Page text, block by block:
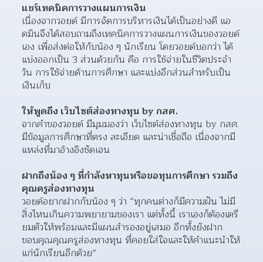
แชร์เทคนิคการวางแผนการเงิน
เนื่องจากวอยด์ มีการจัดการบริหารเงินได้เป็นอย่างดี แอ
ดมินจึงได้สอบถามถึงเทคนิคการวางแผนการเงินของวอยด์
เอง เพื่อส่งต่อให้กับน้อง ๆ นักเรียน โดยวอยด์บอกว่า ได้
แบ่งออกเป็น 3 ส่วนด้วยกัน คือ การใช้จ่ายในชีวิตประจำ
วัน การใช้จ่ายด้านการศึกษา และแบ่งอีกส่วนสำหรับเป็น
เงินเก็บ
ให้พูดถึง เว็บไซต์ส่องทางทุน by กสศ.
จากคำของวอยด์ มีมุมมองว่า เว็บไซต์ส่องทางทุน by กสศ.
มีข้อมูลการศึกษาที่ตรง ละเอียด และน่าเชื่อถือ เนื่องจากมี
แหล่งที่มาอ้างอิงชัดเจน
ฝากถึงน้อง ๆ ที่กำลังหาทุนหรือขอทุนการศึกษา รวมถึง
คุณครูส่องทางทุน
วอยด์อยากฝากกับน้อง ๆ ว่า “ทุกคนต่างก็มีความฝัน ไม่มี
สิ่งไหนเกินความพยายามของเรา แต่ทั้งนี้ เราเองก็ต้องเตรี
ยมตัวให้พร้อมและมีแผนสำรองอยู่เสมอ อีกทั้งยังฝาก
ขอบคุณคุณครูส่องทางทุน ที่คอยใส่ใจและให้คำแนะนำให้
แก่นักเรียนอีกด้วย”